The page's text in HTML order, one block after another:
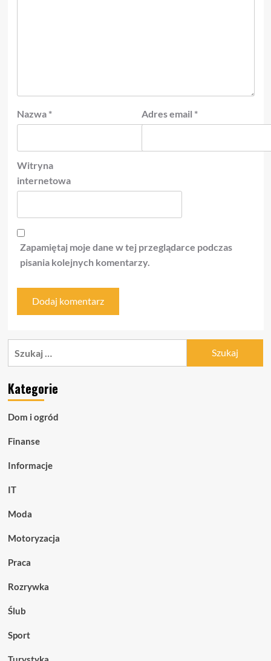
Nazwa * Adres email *
Witryna
internetowa
Zapamiętaj moje dane w tej przeglądarce podczas
pisania kolejnych komentarzy.
Kategorie
Dom i ogród
Finanse
Informacje
IT
Moda
Motoryzacja
Praca
Rozrywka
Ślub
Sport